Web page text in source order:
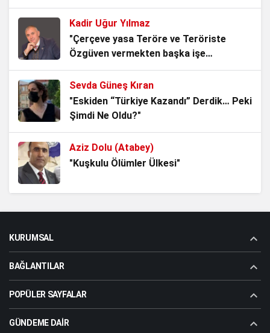
GÜVENLİK VE TERÖRİZM BAĞLAMINDA SIĞINMACI
POLİTİKASININ TÜRKİYE’YE OLASI ETKİLERİ
2 yıl önce
Ardındaki Güçler
2 yıl önce
2 yıl önce
BÖLGESEL ÇATIŞMALAR ve TÜRKİYE
Kadir Uğur Yılmaz
"Çerçeve yasa Teröre ve Teröriste
Özgüven vermekten başka işe
YARAMAZ!"
Sevda Güneş Kıran
"Eskiden “Türkiye Kazandı” Derdik… Peki
Şimdi Ne Oldu?"
Aziz Dolu (Atabey)
"Kuşkulu Ölümler Ülkesi"
Sessizlik"
KURUMSAL
BAĞLANTILAR
POPÜLER SAYFALAR
GÜNDEME DAIR